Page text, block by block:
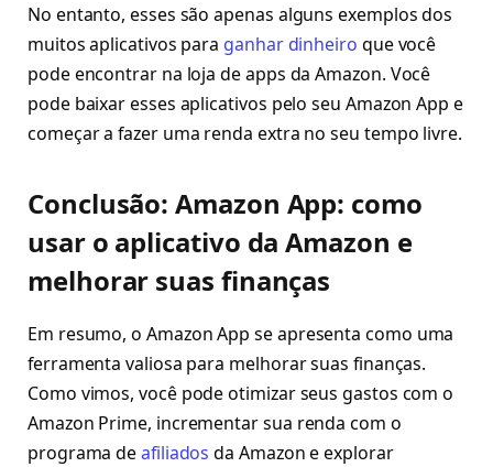
No entanto, esses são apenas alguns exemplos dos
muitos aplicativos para ganhar dinheiro que você
pode encontrar na loja de apps da Amazon. Você
pode baixar esses aplicativos pelo seu Amazon App e
começar a fazer uma renda extra no seu tempo livre.
Conclusão: Amazon App: como
usar o aplicativo da Amazon e
melhorar suas finanças
Em resumo, o Amazon App se apresenta como uma
ferramenta valiosa para melhorar suas finanças.
Como vimos, você pode otimizar seus gastos com o
Amazon Prime, incrementar sua renda com o
programa deafiliados da Amazon e explorar